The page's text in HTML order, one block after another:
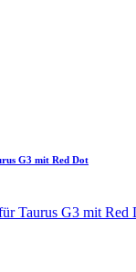
G3 mit Red Dot